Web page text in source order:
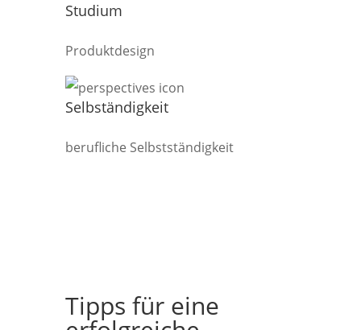
Studium
Produktdesign
Selbständigkeit
berufliche Selbstständigkeit
Tipps für eine